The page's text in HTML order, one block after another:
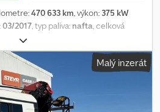
470 633 km, výkon: 375 kW
03/2017 , typ paliva: nafta , celková
náprav:
automatický, emisná trieda:
priestoru:
, dĺžka ložného
ložného priestoru:
, Výbava:klimatizácia, navigačný
* 3193 – Identifikačné číslo vozidla pre
Malý inzerát